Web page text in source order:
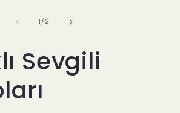
1 //2
Sevgili